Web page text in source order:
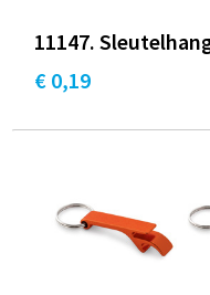
11147.
€ 0,19